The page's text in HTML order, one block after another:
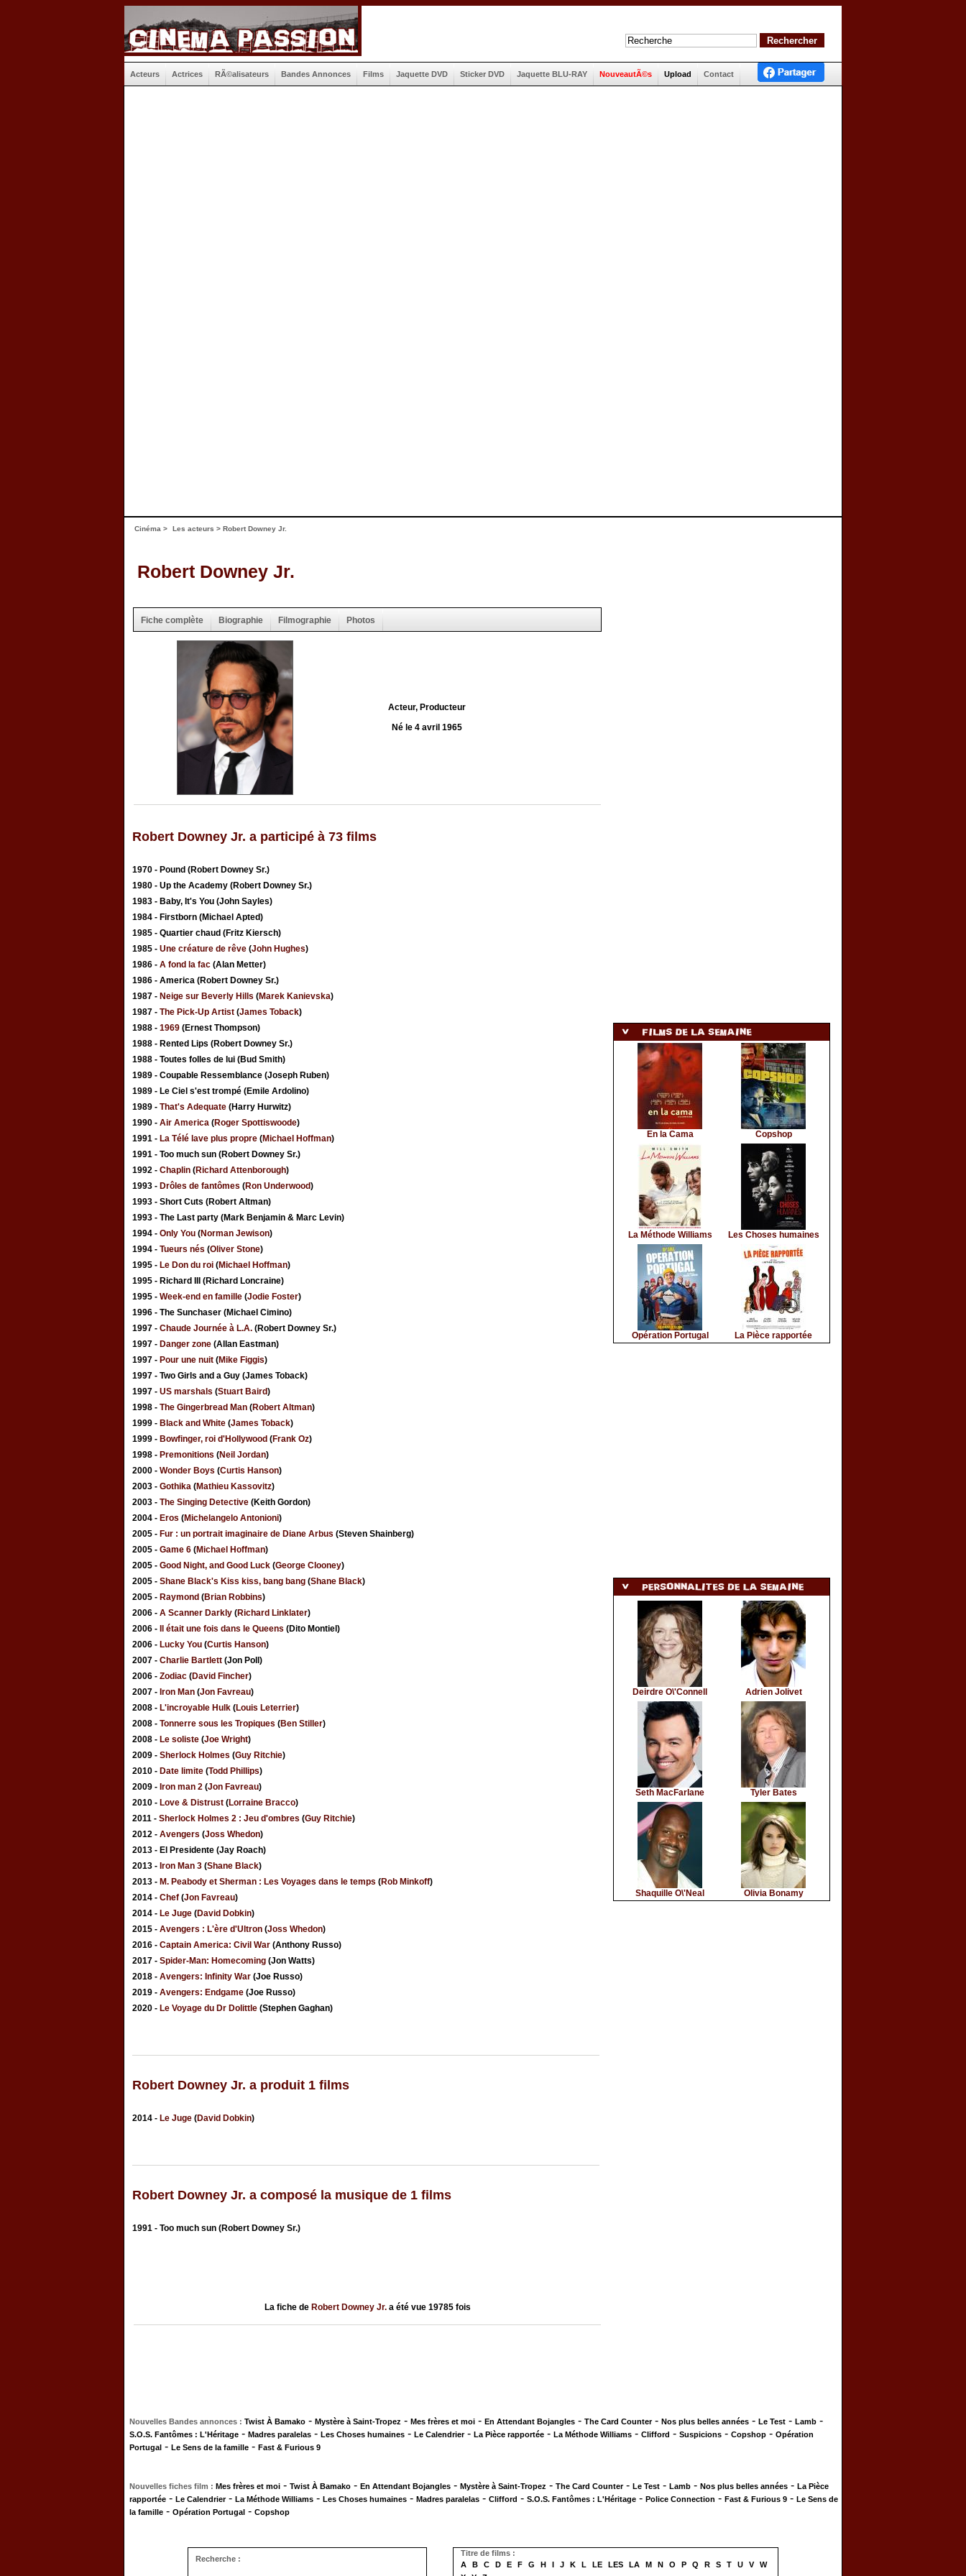
Acteurs Actrices RÃ©alisateurs Bandes Annonces Films Jaquette DVD Sticker DVD Jaquette BLU-RAY NouveautÃ©s Upload Contact
Cinéma > Les acteurs > Robert Downey Jr.
Robert Downey Jr.
Fiche complète Biographie Filmographie Photos
Acteur, Producteur
Né le 4 avril 1965
Robert Downey Jr. a participé à 73 films
1970 - Pound (Robert Downey Sr.)
1980 - Up the Academy (Robert Downey Sr.)
1983 - Baby, It's You (John Sayles)
1984 - Firstborn (Michael Apted)
1985 - Quartier chaud (Fritz Kiersch)
1985 - Une créature de rêve (John Hughes)
1986 - A fond la fac (Alan Metter)
1986 - America (Robert Downey Sr.)
1987 - Neige sur Beverly Hills (Marek Kanievska)
1987 - The Pick-Up Artist (James Toback)
1988 - 1969 (Ernest Thompson)
1988 - Rented Lips (Robert Downey Sr.)
1988 - Toutes folles de lui (Bud Smith)
1989 - Coupable Ressemblance (Joseph Ruben)
1989 - Le Ciel s'est trompé (Emile Ardolino)
1989 - That's Adequate (Harry Hurwitz)
1990 - Air America (Roger Spottiswoode)
1991 - La Télé lave plus propre (Michael Hoffman)
1991 - Too much sun (Robert Downey Sr.)
1992 - Chaplin (Richard Attenborough)
1993 - Drôles de fantômes (Ron Underwood)
1993 - Short Cuts (Robert Altman)
1993 - The Last party (Mark Benjamin & Marc Levin)
1994 - Only You (Norman Jewison)
1994 - Tueurs nés (Oliver Stone)
1995 - Le Don du roi (Michael Hoffman)
1995 - Richard III (Richard Loncraine)
1995 - Week-end en famille (Jodie Foster)
1996 - The Sunchaser (Michael Cimino)
1997 - Chaude Journée à L.A. (Robert Downey Sr.)
1997 - Danger zone (Allan Eastman)
1997 - Pour une nuit (Mike Figgis)
1997 - Two Girls and a Guy (James Toback)
1997 - US marshals (Stuart Baird)
1998 - The Gingerbread Man (Robert Altman)
1999 - Black and White (James Toback)
1999 - Bowfinger, roi d'Hollywood (Frank Oz)
1998 - Premonitions (Neil Jordan)
2000 - Wonder Boys (Curtis Hanson)
2003 - Gothika (Mathieu Kassovitz)
2003 - The Singing Detective (Keith Gordon)
2004 - Eros (Michelangelo Antonioni)
2005 - Fur : un portrait imaginaire de Diane Arbus (Steven Shainberg)
2005 - Game 6 (Michael Hoffman)
2005 - Good Night, and Good Luck (George Clooney)
2005 - Shane Black's Kiss kiss, bang bang (Shane Black)
2005 - Raymond (Brian Robbins)
2006 - A Scanner Darkly (Richard Linklater)
2006 - Il était une fois dans le Queens (Dito Montiel)
2006 - Lucky You (Curtis Hanson)
2007 - Charlie Bartlett (Jon Poll)
2006 - Zodiac (David Fincher)
2007 - Iron Man (Jon Favreau)
2008 - L'incroyable Hulk (Louis Leterrier)
2008 - Tonnerre sous les Tropiques (Ben Stiller)
2008 - Le soliste (Joe Wright)
2009 - Sherlock Holmes (Guy Ritchie)
2010 - Date limite (Todd Phillips)
2009 - Iron man 2 (Jon Favreau)
2010 - Love & Distrust (Lorraine Bracco)
2011 - Sherlock Holmes 2 : Jeu d'ombres (Guy Ritchie)
2012 - Avengers (Joss Whedon)
2013 - El Presidente (Jay Roach)
2013 - Iron Man 3 (Shane Black)
2013 - M. Peabody et Sherman : Les Voyages dans le temps (Rob Minkoff)
2014 - Chef (Jon Favreau)
2014 - Le Juge (David Dobkin)
2015 - Avengers : L'ère d'Ultron (Joss Whedon)
2016 - Captain America: Civil War (Anthony Russo)
2017 - Spider-Man: Homecoming (Jon Watts)
2018 - Avengers: Infinity War (Joe Russo)
2019 - Avengers: Endgame (Joe Russo)
2020 - Le Voyage du Dr Dolittle (Stephen Gaghan)
Robert Downey Jr. a produit 1 films
2014 - Le Juge (David Dobkin)
Robert Downey Jr. a composé la musique de 1 films
1991 - Too much sun (Robert Downey Sr.)
La fiche de Robert Downey Jr.a été vue 19785 fois
En la Cama Copshop
La Méthode Williams Les Choses humaines
Opération Portugal La Pièce rapportée
Deirdre O\'Connell Adrien Jolivet
Seth MacFarlane Tyler Bates
Shaquille O\'Neal Olivia Bonamy
Nouvelles Bandes annonces : Twist À Bamako - Mystère à Saint-Tropez - Mes frères et moi - En Attendant Bojangles - The Card Counter- Nos plus belles années - Le Test - Lamb -
S.O.S. Fantômes : L'Héritage - Madres paralelas - Les Choses humaines - Le Calendrier- La Pièce rapportée - La Méthode Williams - Clifford - Suspicions - Copshop - Opération
Portugal - Le Sens de la famille - Fast & Furious 9
Nouvelles fiches film : Mes frères et moi - Twist À Bamako - En Attendant Bojangles - Mystère à Saint-Tropez - The Card Counter- Le Test - Lamb - Nos plus belles années - La Pièce
rapportée - Le Calendrier- La Méthode Williams - Les Choses humaines - Madres paralelas - Clifford - S.O.S. Fantômes : L'Héritage - Police Connection - Fast & Furious 9 - Le Sens de
la famille - Opération Portugal - Copshop
Recherche :
Titre de films :
A
B C D E F G H I J K L LE LES LA M N O P Q R S T U V
W